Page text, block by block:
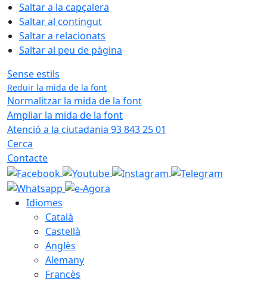
Saltar a la capçalera
Saltar al contingut
Saltar a relacionats
Saltar al peu de pàgina
Sense estils
Reduir la mida de la font
Normalitzar la mida de la font
Ampliar la mida de la font
Atenció a la ciutadania 93 843 25 01
Cerca
Contacte
Idiomes
Català
Castellà
Anglès
Alemany
Francès